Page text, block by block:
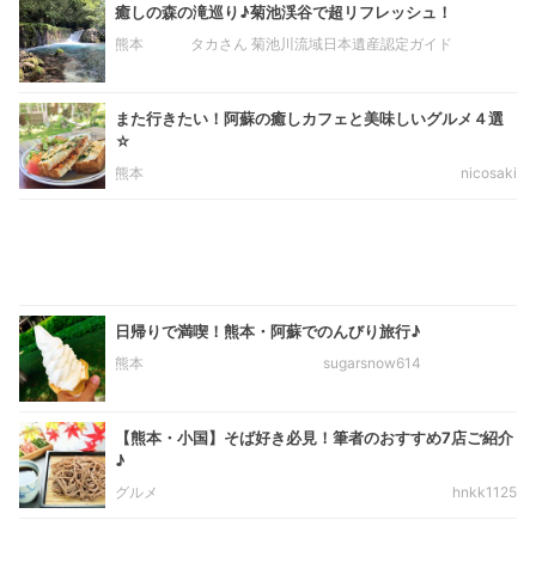
癒しの森の滝巡り♪菊池渓谷で超リフレッシュ！
熊本 タカさん 菊池川流域日本遺産認定ガイド
また行きたい！阿蘇の癒しカフェと美味しいグルメ４選
☆
熊本 nicosaki
日帰りで満喫！熊本・阿蘇でのんびり旅行♪
熊本 sugarsnow614
【熊本・小国】そば好き必見！筆者のおすすめ7店ご紹介
♪
グルメ hnkk1125